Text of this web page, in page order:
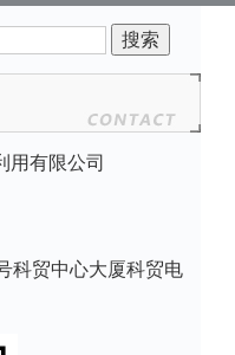
用有限公司
科贸中心大厦科贸电